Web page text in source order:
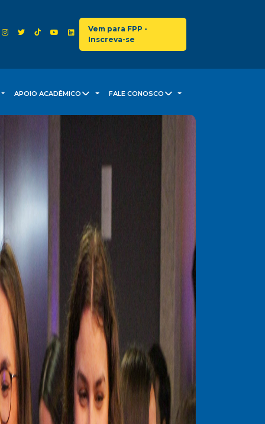
Vem para FPP -
Inscreva-se
APOIO ACADÊMICO FALE CONOSCO